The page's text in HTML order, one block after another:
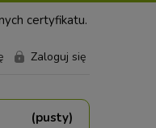
certyfikatu.
Zaloguj się
(pusty)